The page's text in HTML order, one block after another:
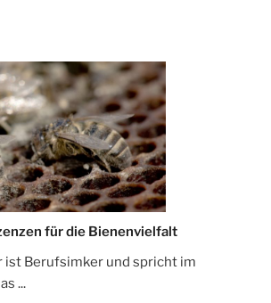
für die Bienenvielfalt
ist Berufsimker und spricht im
...